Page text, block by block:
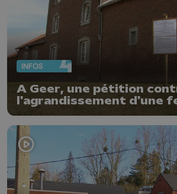
INFOS
A Geer, une pétition
l'agrandissement d'une
avicole